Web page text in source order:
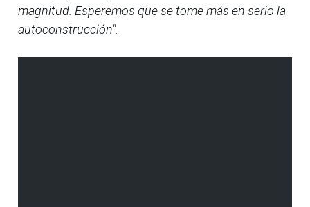
magnitud. Esperemos que se tome más en serio la
autoconstrucción".